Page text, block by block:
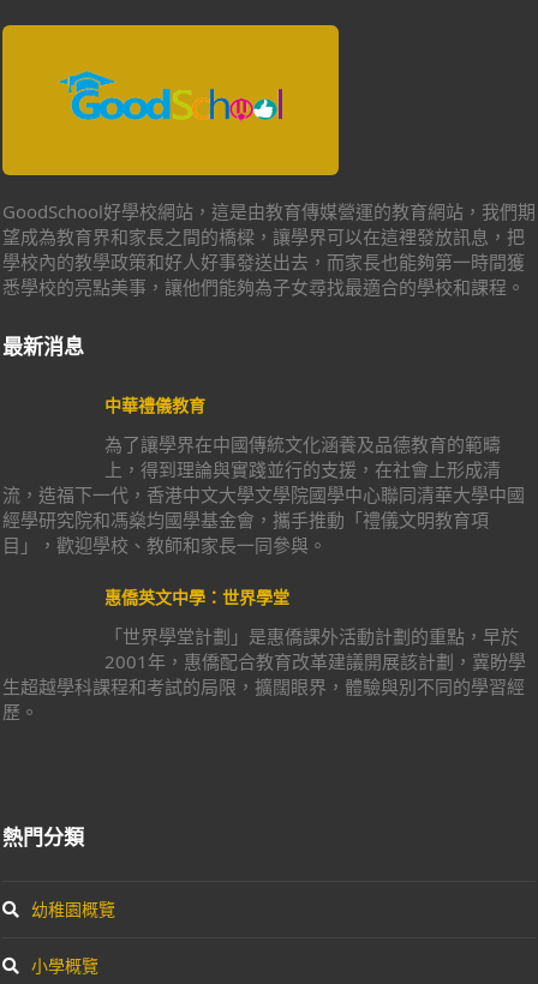
GoodSchool好學校網站，這是由教育傳媒營運的教育網站，我們期
望成為教育界和家長之間的橋樑，讓學界可以在這裡發放訊息，把
學校內的教學政策和好人好事發送出去，而家長也能夠第一時間獲
悉學校的亮點美事，讓他們能夠為子女尋找最適合的學校和課程。
最新消息
中華禮儀教育
為了讓學界在中國傳統文化涵養及品德教育的範疇
上，得到理論與實踐並行的支援，在社會上形成清
流，造福下一代，香港中文大學文學院國學中心聯同清華大學中國
經學研究院和馮燊均國學基金會，攜手推動「禮儀文明教育項
目」，歡迎學校、教師和家長一同參與。
惠僑英文中學：世界學堂
「世界學堂計劃」是惠僑課外活動計劃的重點，早於
2001年，惠僑配合教育改革建議開展該計劃，冀盼學
生超越學科課程和考試的局限，擴闊眼界，體驗與別不同的學習經
歷。
熱門分類
幼稚園概覽
小學概覽